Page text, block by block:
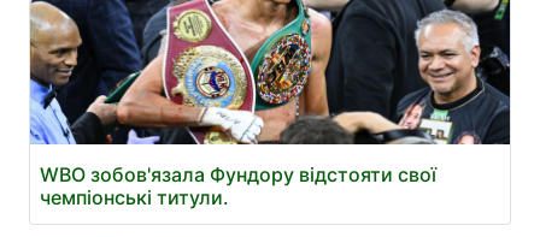
WBO зобов'язала Фундору відстояти свої
чемпіонські титули.